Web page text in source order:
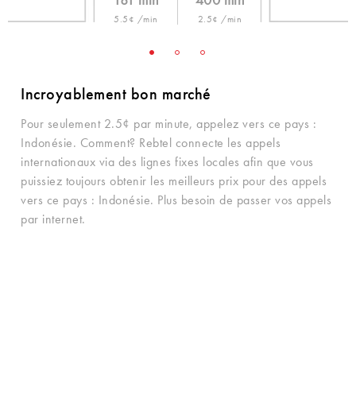
5.5¢ /min 2.5¢ /min
Incroyablement bon marché
Pour seulement 2.5¢ par minute, appelez vers ce pays :
Indonésie. Comment? Rebtel connecte les appels
internationaux via des lignes fixes locales afin que vous
puissiez toujours obtenir les meilleurs prix pour des appels
vers ce pays : Indonésie. Plus besoin de passer vos appels
par internet.